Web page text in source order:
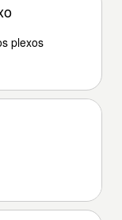
plexos